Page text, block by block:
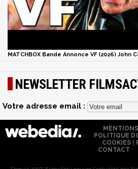
MATCHBOX Bande Annonce VF (2026) John
NEWSLETTER
Votre adresse email :
POLITIQUE
COOKIES
CONTACT